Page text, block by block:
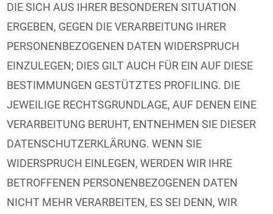
DIE SICH AUS IHRER BESONDEREN SITUATION
ERGEBEN, GEGEN DIE VERARBEITUNG IHRER
PERSONENBEZOGENEN DATEN WIDERSPRUCH
EINZULEGEN; DIES GILT AUCH FÜR EIN AUF DIESE
BESTIMMUNGEN GESTÜTZTES PROFILING. DIE
JEWEILIGE RECHTSGRUNDLAGE, AUF DENEN EINE
VERARBEITUNG BERUHT, ENTNEHMEN SIE DIESER
DATENSCHUTZERKLÄRUNG. WENN SIE
WIDERSPRUCH EINLEGEN, WERDEN WIR IHRE
BETROFFENEN PERSONENBEZOGENEN DATEN
NICHT MEHR VERARBEITEN, ES SEI DENN, WIR